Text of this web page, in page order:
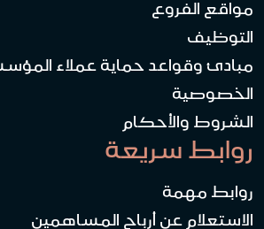
مواقع الفروع
التوظيف
مبادئ وقواعد حماية عملاء
الخصوصية
الشروط والأحكام
روابط سريعة
روابط مهمة
الاستعلام عن أرباح المساهمين